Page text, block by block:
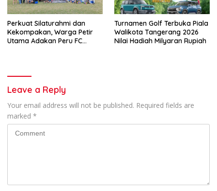
Perkuat Silaturahmi dan
Kekompakan, Warga Petir
Utama Adakan Peru FC
Turnamen Golf Terbuka Piala
Walikota Tangerang 2026
Nilai Hadiah Milyaran Rupiah
Leave a Reply
Your email address will not be published. Required fields are
marked *